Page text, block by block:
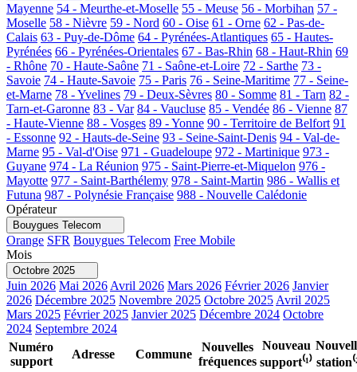
Mayenne 54 - Meurthe-et-Moselle 55 - Meuse 56 - Morbihan 57 -
Moselle 58 - Nièvre 59 - Nord 60 - Oise 61 - Orne 62 - Pas-de-
Calais 63 - Puy-de-Dôme 64 - Pyrénées-Atlantiques 65 - Hautes-
Pyrénées 66 - Pyrénées-Orientales 67 - Bas-Rhin 68 - Haut-Rhin 69
- Rhône 70 - Haute-Saône 71 - Saône-et-Loire 72 - Sarthe 73 -
Savoie 74 - Haute-Savoie 75 - Paris 76 - Seine-Maritime 77 - Seine-
et-Marne 78 - Yvelines 79 - Deux-Sèvres 80 - Somme 81 - Tarn 82 -
Tarn-et-Garonne 83 - Var 84 - Vaucluse 85 - Vendée 86 - Vienne 87
- Haute-Vienne 88 - Vosges 89 - Yonne 90 - Territoire de Belfort 91
- Essonne 92 - Hauts-de-Seine 93 - Seine-Saint-Denis 94 - Val-de-
Marne 95 - Val-d'Oise 971 - Guadeloupe 972 - Martinique 973 -
Guyane 974 - La Réunion 975 - Saint-Pierre-et-Miquelon 976 -
Mayotte 977 - Saint-Barthélemy 978 - Saint-Martin 986 - Wallis et
Futuna 987 - Polynésie Française 988 - Nouvelle Calédonie
Opérateur
Bouygues Telecom
Orange SFR Bouygues Telecom Free Mobile
Mois
Octobre 2025
Juin 2026 Mai 2026 Avril 2026 Mars 2026 Février 2026 Janvier
2026 Décembre 2025 Novembre 2025 Octobre 2025 Avril 2025
Mars 2025 Février 2025 Janvier 2025 Décembre 2024 Octobre
2024 Septembre 2024
Numéro
support
Adresse Commune
Nouvelles
fréquences
Nouveau
support⁽¹⁾